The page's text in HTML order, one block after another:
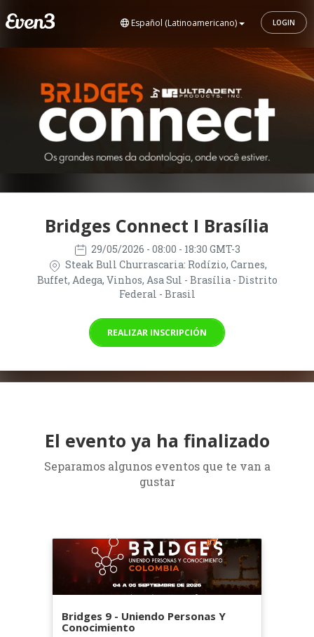
Español (Latinoamericano) LOGIN
Bridges Connect I Brasília
29/05/2026 - 08:00 - 18:30 GMT-3
Steak Bull Churrascaria: Rodízio, Carnes,
Buffet, Adega, Vinhos, Asa Sul - Brasília - Distrito
Federal - Brasil
REALIZAR INSCRIPCIÓN
El evento ya ha finalizado
Separamos algunos eventos que te van a
gustar
Bridges 9 - Uniendo Personas Y
Conocimiento